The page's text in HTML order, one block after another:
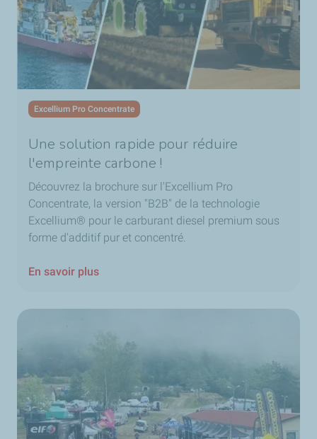
Excellium Pro Concentrate
Une solution rapide pour réduire
l'empreinte carbone !
Découvrez la brochure sur l'Excellium Pro
Concentrate, la version "B2B" de la technologie
Excellium® pour le carburant diesel premium sous
forme d'additif pur et concentré.
En savoir plus